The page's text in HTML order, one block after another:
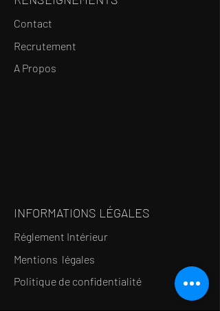
Contact
Recrutement
A Propos
INFORMATIONS LÉGALES
Réglement Intérieur
Mentions légales
Politique de confidentialité